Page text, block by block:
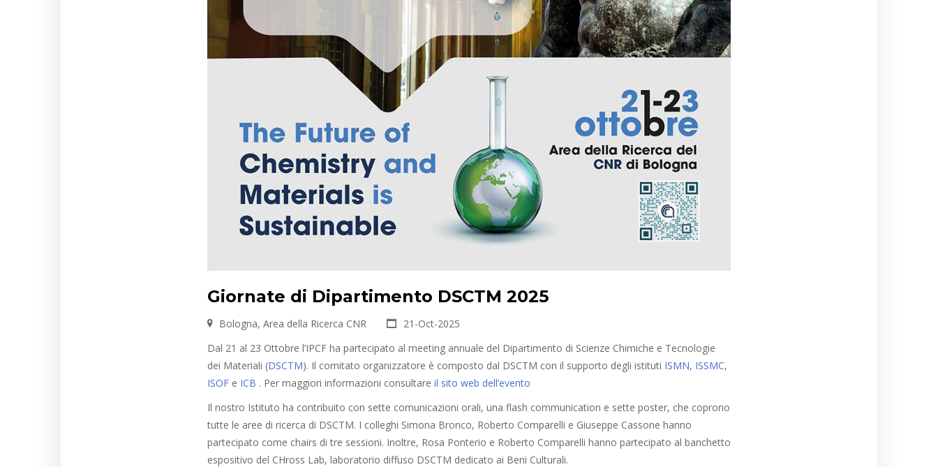
Giornate di Dipartimento DSCTM 2025
Bologna, Area della Ricerca CNR
21-Oct-2025
Dal 21 al 23 Ottobre l’IPCF ha partecipato al meeting annuale del Dipartimento di Scienze Chimiche e Tecnologie
dei Materiali (DSCTM). Il comitato organizzatore è composto dal DSCTM con il supporto degli istituti ISMN, ISSMC,
ISOF e ICB . Per maggiori informazioni consultare il sito web dell’evento
Il nostro Istituto ha contribuito con sette comunicazioni orali, una flash communication e sette poster, che coprono
tutte le aree di ricerca di DSCTM. I colleghi Simona Bronco, Roberto Comparelli e Giuseppe Cassone hanno
partecipato come chairs di tre sessioni. Inoltre, Rosa Ponterio e Roberto Comparelli hanno partecipato al banchetto
espositivo del CHross Lab, laboratorio diffuso DSCTM dedicato ai Beni Culturali.